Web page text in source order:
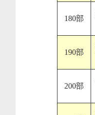
180部
190部
200部